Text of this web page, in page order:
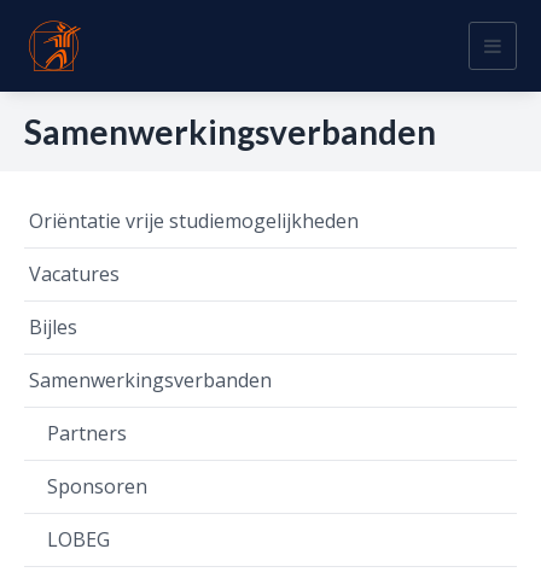
Samenwerkingsverbanden
Oriëntatie vrije studiemogelijkheden
Vacatures
Bijles
Samenwerkingsverbanden
Partners
Sponsoren
LOBEG